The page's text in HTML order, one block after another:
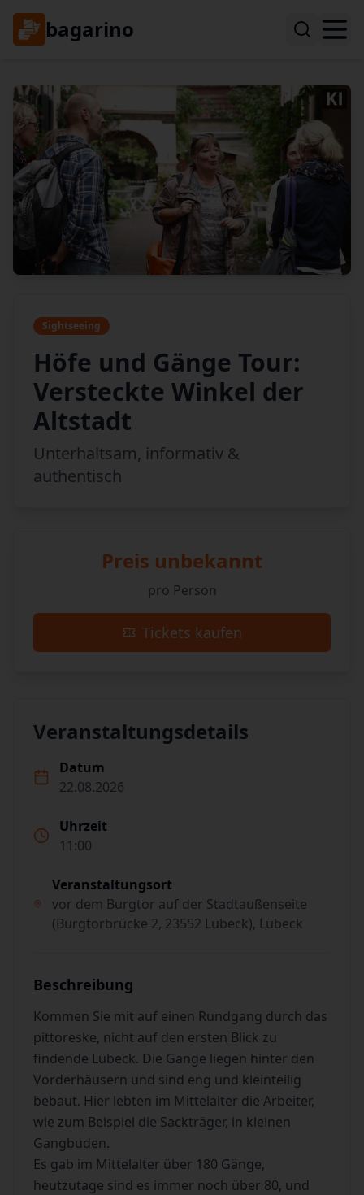
bagarino
Sightseeing
Höfe und Gänge Tour:
Versteckte Winkel der
Altstadt
Unterhaltsam, informativ &
authentisch
Preis unbekannt
pro Person
Tickets kaufen
Veranstaltungsdetails
Datum
22.08.2026
Uhrzeit
11:00
Veranstaltungsort
vor dem Burgtor auf der Stadtaußenseite
(Burgtorbrücke 2, 23552 Lübeck), Lübeck
Beschreibung
Kommen Sie mit auf einen Rundgang durch das
pittoreske, nicht auf den ersten Blick zu
findende Lübeck. Die Gänge liegen hinter den
Vorderhäusern und sind eng und kleinteilig
bebaut. Hier lebten im Mittelalter die Arbeiter,
wie zum Beispiel die Sackträger, in kleinen
Gangbuden.
Es gab im Mittelalter über 180 Gänge,
heutzutage sind es immer noch über 80, und